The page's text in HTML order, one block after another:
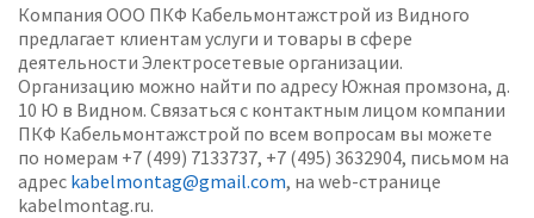
Компания ООО ПКФ Кабельмонтажстрой из Видного
предлагает клиентам услуги и товары в сфере
деятельности Электросетевые организации.
Организацию можно найти по адресу Южная промзона, д.
10 Ю в Видном. Связаться с контактным лицом компании
ПКФ Кабельмонтажстрой по всем вопросам вы можете
по номерам +7 (499) 7133737, +7 (495) 3632904, письмом на
адрес kabelmontag@gmail.com, на web-странице
kabelmontag.ru.